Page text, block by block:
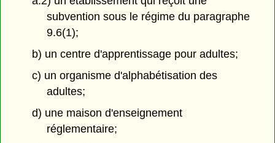
subvention sous le régime du paragraphe
9.6(1);
b) un centre d'apprentissage pour adultes;
c) un organisme d'alphabétisation des
adultes;
d) une maison d'enseignement
réglementaire;